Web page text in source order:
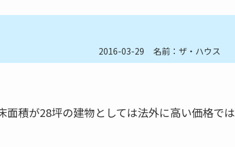
2016-03-29 名前：ザ・ハウス
積が28坪の建物としては法外に高い価格では